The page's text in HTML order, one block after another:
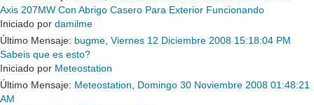
Axis 207MW Con Abrigo Casero Para Exterior Funcionando
Iniciado por damilme
Último Mensaje: bugme Viernes 12 Diciembre 2008 15:18:04 PM
Sabeis que es esto?
Iniciado por Meteostation
Último Mensaje: Meteostation
Domingo 30 Noviembre 2008 01:48:21
AM